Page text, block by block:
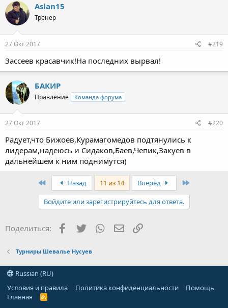
Aslan15
Тренер
27 Окт 2017 #219
Зассеев красавчик!На последних вырвал!
БАКИР
Правление Команда форума
27 Окт 2017 #220
Радует,что Бижоев,Курамагомедов подтянулись к
лидерам,надеюсь и Сидаков,Баев,Чепик,Закуев в
дальнейшем к ним поднимутся)
Назад 11 из 14 Вперёд
Войдите или зарегистрируйтесь для ответа.
Поделиться: Facebook
Twitter WhatsAppЭлектронная почта
Турниры Шевалье Нусуев
Russian (RU)
Условия и правила
Политика конфиденциальности
Помощь
Главная
R